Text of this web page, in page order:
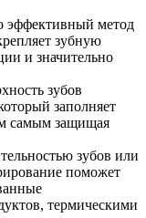
эффективный метод
зубную
и значительно
зубов
заполняет
самым защищая
зубов или
поможет
термическими